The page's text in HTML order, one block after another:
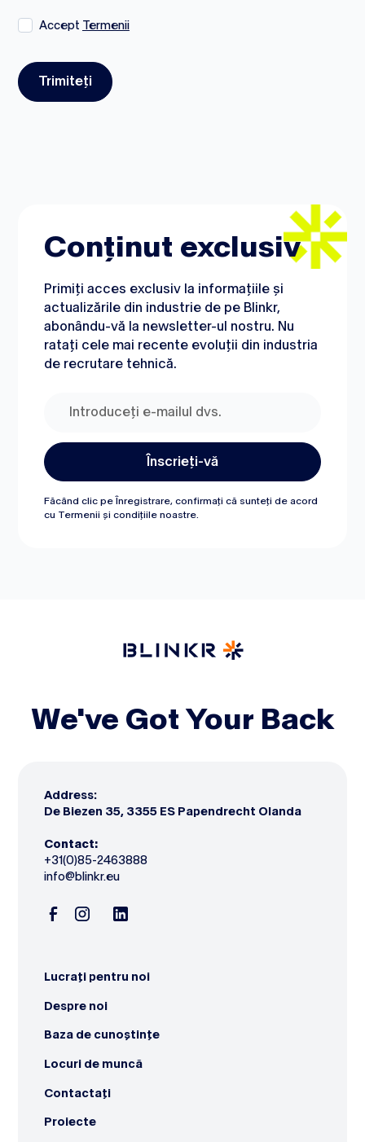
Accept Termenii
Conținut exclusiv
Primiți acces exclusiv la informațiile și
actualizările din industrie de pe Blinkr,
abonându-vă la newsletter-ul nostru. Nu
ratați cele mai recente evoluții din industria
de recrutare tehnică.
Făcând clic pe Înregistrare, confirmați că sunteți de acord
cu Termenii și condițiilenoastre.
We've Got Your Back
Address:
De Biezen 35, 3355 ES Papendrecht Olanda
Contact:
+31(0)85-2463888
info@blinkr.eu‍
Lucrați pentru noi
Despre noi
Baza de cunoștințe
Locuri de muncă
Contactați
Proiecte